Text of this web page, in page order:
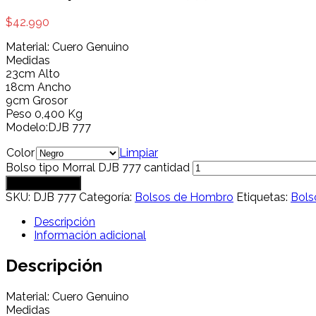
$42.990
Material: Cuero Genuino
Medidas
23cm Alto
18cm Ancho
9cm Grosor
Peso 0,400 Kg
Modelo:DJB 777
Color
Limpiar
Bolso tipo Morral DJB 777 cantidad
SKU: DJB 777 Categoría: Bolsos de Hombro Etiquetas:
Descripción
Información adicional
Descripción
Material: Cuero Genuino
Medidas